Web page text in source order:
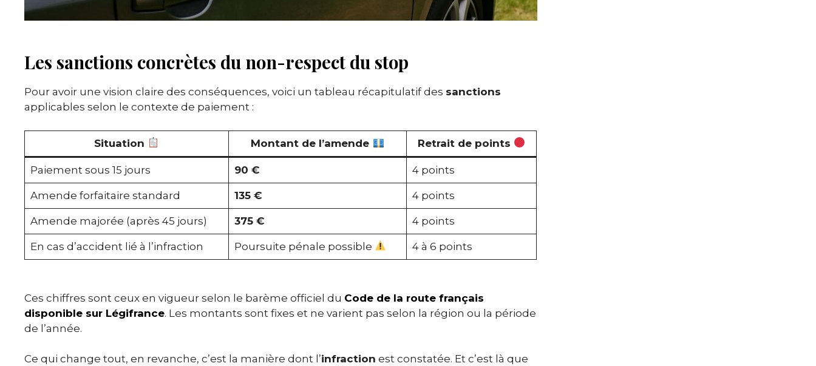
Les sanctions concrètes du non-respect du stop
Pour avoir une vision claire des conséquences, voici un tableau récapitulatif des sanctions
applicables selon le contexte de paiement :
Situation Montant de l’amende Retrait de points
Paiement sous 15 jours 90 € 4 points
Amende forfaitaire standard 135 € 4 points
Amende majorée (après 45 jours) 375 € 4 points
En cas d’accident lié à l’infraction Poursuite pénale possible 4 à 6 points
Ces chiffres sont ceux en vigueur selon le barème officiel du Code de la route français
disponible sur Légifrance. Les montants sont fixes et ne varient pas selon la région ou la période
de l’année.
Ce qui change tout, en revanche, c’est la manière dont l’infraction est constatée. Et c’est là que